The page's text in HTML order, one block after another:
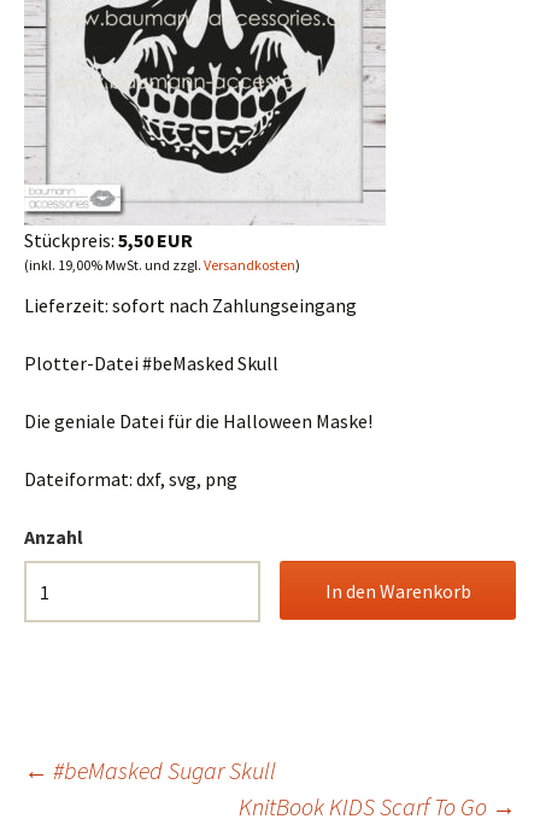
Stückpreis: 5,50 EUR
(inkl. 19,00% MwSt. und zzgl. Versandkosten)
Lieferzeit: sofort nach Zahlungseingang
Plotter-Datei #beMasked Skull
Die geniale Datei für die Halloween Maske!
Dateiformat: dxf, svg, png
Anzahl
Beitrags-
← #beMasked Sugar Skull
KnitBook KIDS Scarf To Go →